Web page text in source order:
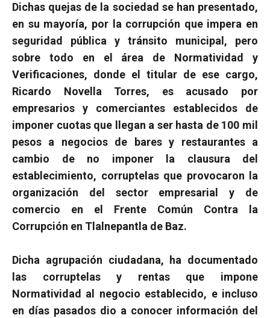
Dichas quejas de la sociedad se han presentado,
en su mayoría, por la corrupción que impera en
seguridad pública y tránsito municipal, pero
sobre todo en el área de Normatividad y
Verificaciones, donde el titular de ese cargo,
Ricardo Novella Torres, es acusado por
empresarios y comerciantes establecidos de
imponer cuotas que llegan a ser hasta de 100 mil
pesos a negocios de bares y restaurantes a
cambio de no imponer la clausura del
establecimiento, corruptelas que provocaron la
organización del sector empresarial y de
comercio en el Frente Común Contra la
Corrupción en Tlalnepantla de Baz.
Dicha agrupación ciudadana, ha documentado
las corruptelas y rentas que impone
Normatividad al negocio establecido, e incluso
en días pasados dio a conocer información del